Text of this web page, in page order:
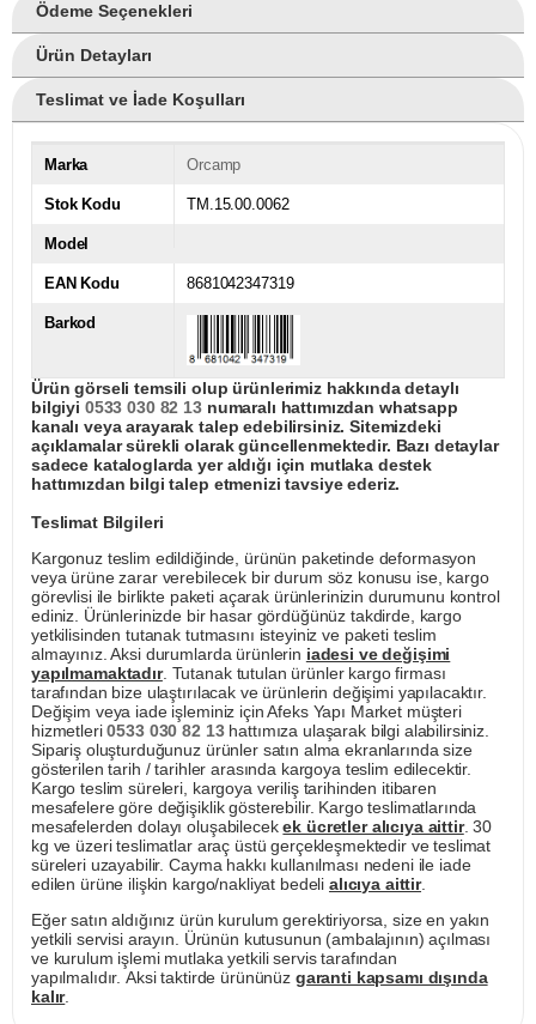
Ödeme Seçenekleri
Ürün Detayları
Teslimat ve İade Koşulları
Marka Orcamp
Stok Kodu TM.15.00.0062
Model
EAN Kodu 8681042347319
Barkod
Ürün görseli temsili olup ürünlerimiz hakkında detaylı
bilgiyi 0533 030 82 13numaralı hattımızdan whatsapp
kanalı veya arayarak talep edebilirsiniz. Sitemizdeki
açıklamalar sürekli olarak güncellenmektedir. Bazı detaylar
sadece kataloglarda yer aldığı için mutlaka destek
hattımızdan bilgi talep etmenizi tavsiye ederiz.
Teslimat Bilgileri
Kargonuz teslim edildiğinde, ürünün paketinde deformasyon
veya ürüne zarar verebilecek bir durum söz konusu ise, kargo
görevlisi ile birlikte paketi açarak ürünlerinizin durumunu kontrol
ediniz. Ürünlerinizde bir hasar gördüğünüz takdirde, kargo
yetkilisinden tutanak tutmasını isteyiniz ve paketi teslim
almayınız. Aksi durumlarda ürünlerin iadesi ve değişimi
yapılmamaktadır. Tutanak tutulan ürünler kargo firması
tarafından bize ulaştırılacak ve ürünlerin değişimi yapılacaktır.
Değişim veya iade işleminiz için Afeks Yapı Market müşteri
hizmetleri0533 030 82 13hattımıza ulaşarak bilgi alabilirsiniz.
Sipariş oluşturduğunuz ürünler satın alma ekranlarında size
gösterilen tarih / tarihler arasında kargoya teslim edilecektir.
Kargo teslim süreleri, kargoya veriliş tarihinden itibaren
mesafelere göre değişiklik gösterebilir. Kargo teslimatlarında
mesafelerden dolayı oluşabilecekek ücretler alıcıya aittir. 30
kg ve üzeri teslimatlar araç üstü gerçekleşmektedir ve teslimat
süreleri uzayabilir. Cayma hakkı kullanılması nedeni ile iade
edilen ürüne ilişkin kargo/nakliyat bedeli alıcıya aittir.
Eğer satın aldığınız ürün kurulum gerektiriyorsa, size en yakın
yetkili servisi arayın. Ürünün kutusunun (ambalajının) açılması
ve kurulum işlemi mutlaka yetkili servis tarafından
yapılmalıdır. Aksi taktirde ürününüz garanti kapsamı dışında
kalır.